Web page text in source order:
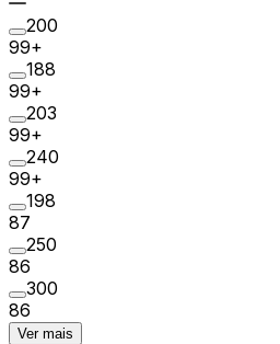
200
99+
188
99+
203
99+
240
99+
198
87
250
86
300
86
Ver mais